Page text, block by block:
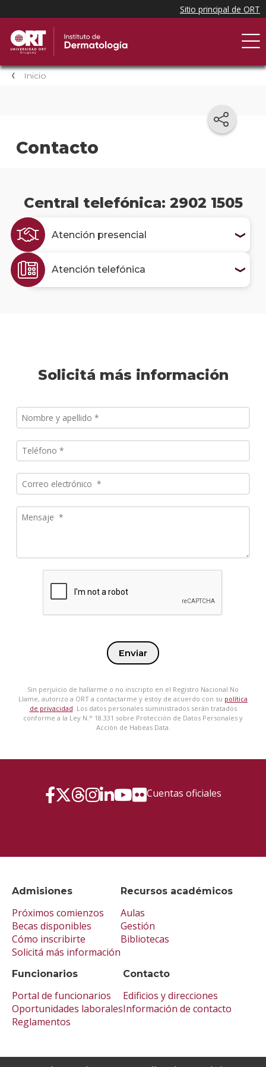
Inicio
Contacto
Central telefónica: 2902 1505
Atención presencial
Atención telefónica
Solicitá más información
Enviar
Sin perjuicio de hallarme o no inscripto en el Registro Nacional No
Llame, autorizo a ORT a contactarme y estoy de acuerdo con su política
de privacidad. Los datos personales suministrados serán tratados
conforme a la Ley N.° 18.331 sobre Protección de Datos Personales y
Acción de Habeas Data.
Admisiones
Próximos comienzos
Becas disponibles
Cómo inscribirte
Solicitá más información
Recursos académicos
Aulas
Gestión
Bibliotecas
Funcionarios
Portal de funcionarios
Oportunidades laborales
Reglamentos
Contacto
Edificios y direcciones
Información de contacto
Cuentas oficiales